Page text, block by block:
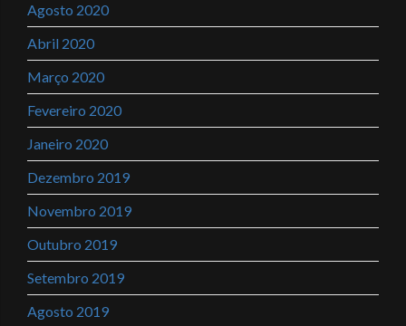
Agosto 2020
Abril 2020
Março 2020
Fevereiro 2020
Janeiro 2020
Dezembro 2019
Novembro 2019
Outubro 2019
Setembro 2019
Agosto 2019